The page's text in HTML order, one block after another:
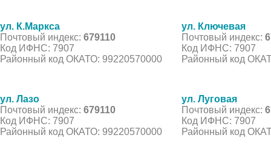
ул. К.Маркса
Почтовый индекс: 679110
Код ИФНС: 7907
Районный код ОКАТО: 99220570000
ул. Ключевая
Почтовый индекс:
Код ИФНС: 7907
Районный код
ул. Лазо
Почтовый индекс: 679110
Код ИФНС: 7907
Районный код ОКАТО: 99220570000
ул. Луговая
Почтовый индекс:
Код ИФНС: 7907
Районный код